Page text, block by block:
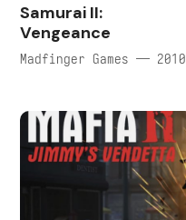
Samurai II:
Vengeance
Madfinger Games — 2010